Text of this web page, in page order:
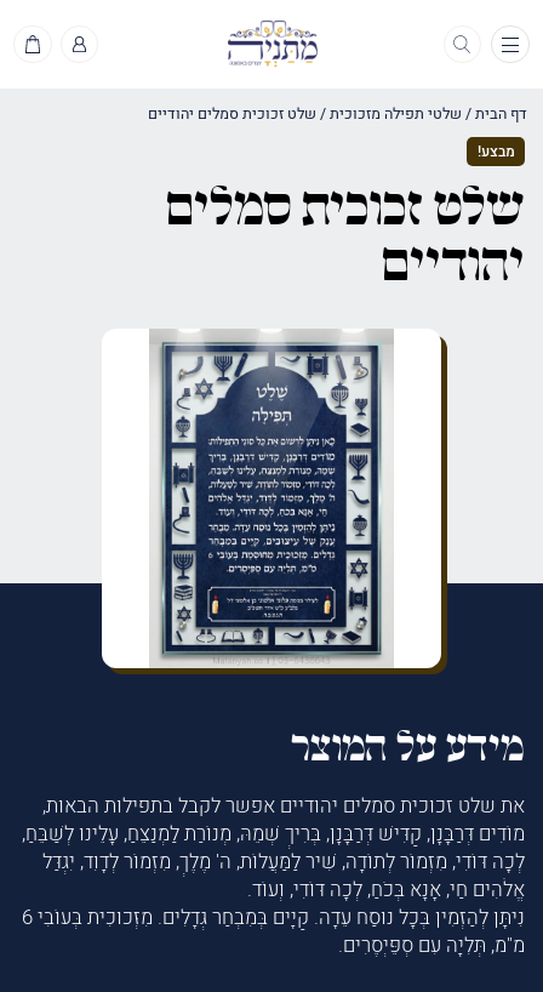
תפריט
דף הבית/ שלטי תפילה מזכוכית/ שלט זכוכית סמלים יהודיים
מבצע!
שלט זכוכית סמלים
יהודיים
מידע על המוצר
את שלט זכוכית סמלים יהודיים אפשר לקבל בתפילות הבאות,
מוֹדִים דְּרַבָּנָן, קַדִּישׁ דְּרַבָּנָן, בְּרִיךְ שְׁמֵהּ, מְנוֹרַת לַמְנַצֵּחַ, עָלֵינוּ לְשַׁבֵּחַ,
לְכָה דּוֹדִי, מִזְמוֹר לְתוֹדָה, שִׁיר לַמַּעֲלוֹת, ה' מֶלֶךְ, מִזְמוֹר לְדָוִד, יִגְדַּל
אֱלֹהִים חַי, אָנָּא בְּכֹחַ, לְכָה דּוֹדִי, וְעוֹד.
נִיתָּן לְהַזְמִין בְּכָל נוּסַח עֵדָה. קַיָּים בְּמִבְחַר גְּדָלִים. מִזְּכוּכִית בְּעוֹבִי 6
מ"מ, תְּלִיָּה עִם סְפֵּיְסֶרִים.